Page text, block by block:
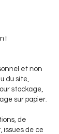
et non
du site,
stockage,
sur papier.
de
issues de ce